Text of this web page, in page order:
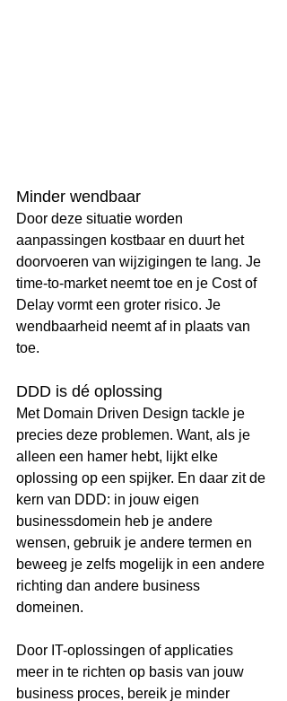
Minder wendbaar
Door deze situatie worden
aanpassingen kostbaar en duurt het
doorvoeren van wijzigingen te lang. Je
time-to-market neemt toe en je Cost of
Delay vormt een groter risico. Je
wendbaarheid neemt af in plaats van
toe.
DDD is dé oplossing
Met Domain Driven Design tackle je
precies deze problemen. Want, als je
alleen een hamer hebt, lijkt elke
oplossing op een spijker. En daar zit de
kern van DDD: in jouw eigen
businessdomein heb je andere
wensen, gebruik je andere termen en
beweeg je zelfs mogelijk in een andere
richting dan andere business
domeinen.
Door IT-oplossingen of applicaties
meer in te richten op basis van jouw
business proces, bereik je minder